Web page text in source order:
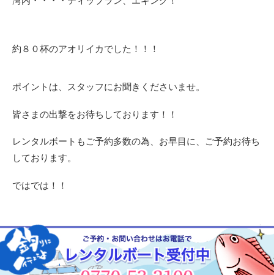
約８０杯のアオリイカでした！！！
ポイントは、スタッフにお聞きくださいませ。
皆さまの出撃をお待ちしております！！
レンタルボートもご予約多数の為、お早目に、ご予約お待ち
しております。
ではでは！！